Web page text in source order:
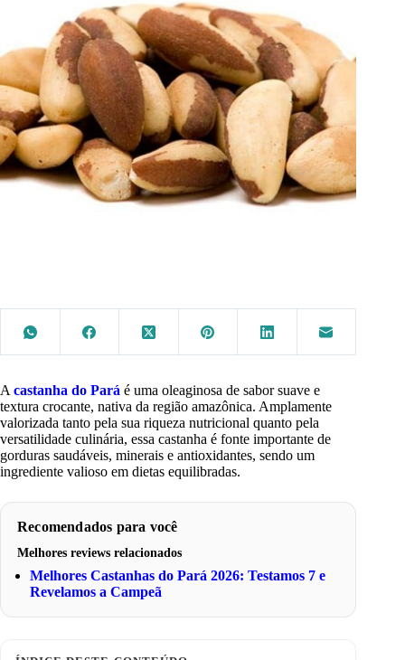
A castanha do Pará é uma oleaginosa de sabor suave e
textura crocante, nativa da região amazônica. Amplamente
valorizada tanto pela sua riqueza nutricional quanto pela
versatilidade culinária, essa castanha é fonte importante de
gorduras saudáveis, minerais e antioxidantes, sendo um
ingrediente valioso em dietas equilibradas.
Recomendados para você
Melhores reviews relacionados
Melhores Castanhas do Pará 2026: Testamos 7 e
Revelamos a Campeã